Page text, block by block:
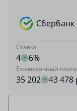
Сбербанк
Ставка
4 6%
Ежемесячный
35 202 43 478